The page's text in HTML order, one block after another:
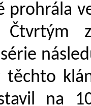
prohrála
těchto
na